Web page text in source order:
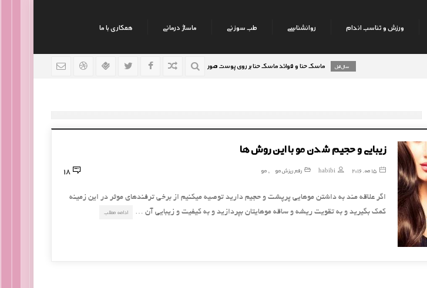
ورزش و تناسب اندام روانشناسی طب سوزنی ماساژ درمانی همکاری با ما
ماسک حنا و فوائد ماسک حنا بر روی پوست صورت نکات جالب روانشناسی 9 سال قبل
زیبایی و حجیم شدن مو با این روش ها
15 مه, 2016 habibi رفع ریزش مو ,مو 18
اگر علاقه مند به داشتن موهایی پرپشت و حجیم دارید توصیه میکنیم از برخی ترفندهای موثر در این زمینه
کمک بگیرید و به تقویت ریشه و ساقه موهایتان بپردازید و به کیفیت و زیبایی آن …
ادامه مطلب